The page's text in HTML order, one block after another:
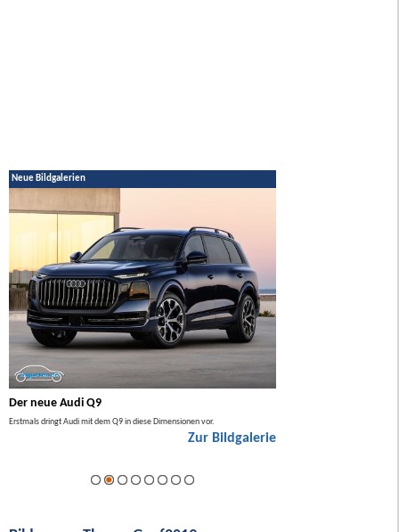
Neue Bildgalerien
Der neue Audi Q9
Erstmals dringt Audi mit dem Q9 in diese Dimensionen vor.
Zur Bildgalerie